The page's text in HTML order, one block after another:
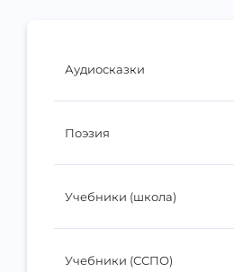
Аудиосказки
Поэзия
Учебники (школа)
Учебники (ССПО)